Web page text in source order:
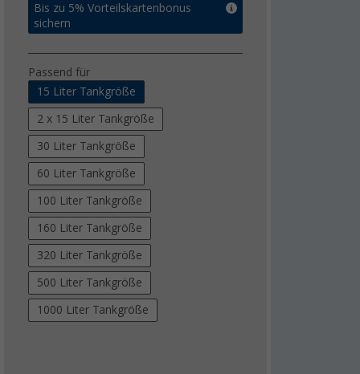
Bis zu 5% Vorteilskartenbonus
sichern
Passend für
15 Liter Tankgröße
2 x 15 Liter Tankgröße
30 Liter Tankgröße
60 Liter Tankgröße
100 Liter Tankgröße
160 Liter Tankgröße
320 Liter Tankgröße
500 Liter Tankgröße
1000 Liter Tankgröße